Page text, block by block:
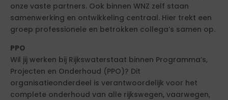
onze vaste partners. Ook binnen WNZ zelf staan
samenwerking en ontwikkeling centraal. Hier trekt een
groep professionele en betrokken collega’s samen op.
PPO
Wil jij werken bij Rijkswaterstaat binnen Programma’s,
Projecten en Onderhoud (PPO)? Dit
organisatieonderdeel is verantwoordelijk voor het
complete onderhoud van alle rijkswegen, vaarwegen,